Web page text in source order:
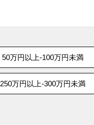
50万円以上-100万円未満
250万円以上-300万円未満